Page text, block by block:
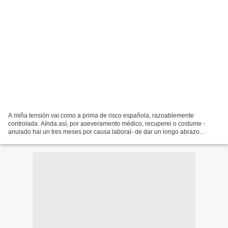
A miña tensión vai como a prima de risco española, razoablemente
controlada. Aínda así, por aseveramento médico, recuperei o costume -
anulado hai un tres meses por causa laboral- de dar un longo abrazo